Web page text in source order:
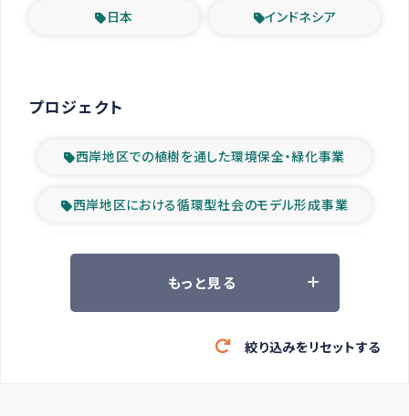
日本 インドネシア
プロジェクト
西岸地区での植樹を通した環境保全・緑化事業
西岸地区における循環型社会のモデル形成事業
ツアー参加者の声
緊急救援の時代
もっと見る
絞り込みをリセットする